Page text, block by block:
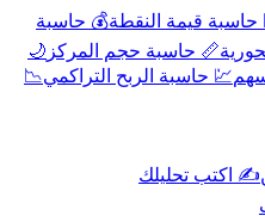
قيمة النقطة💰 حاسبة
📏 حاسبة حجم المركز🌙
حاسبة الربح التراكمي 📉
تحليلك